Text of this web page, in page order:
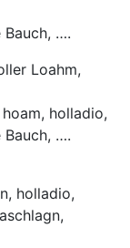
Bauch, ….
Loahm,
holladio,
Bauch, ….
holladio,